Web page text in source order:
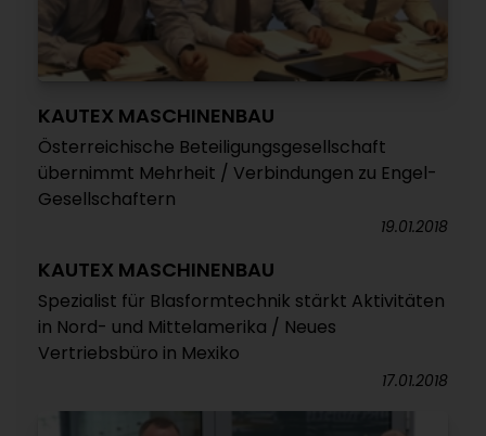
KAUTEX MASCHINENBAU
Österreichische Beteiligungsgesellschaft
übernimmt Mehrheit / Verbindungen zu Engel-
Gesellschaftern
19.01.2018
KAUTEX MASCHINENBAU
Spezialist für Blasformtechnik stärkt Aktivitäten
in Nord- und Mittelamerika / Neues
Vertriebsbüro in Mexiko
17.01.2018